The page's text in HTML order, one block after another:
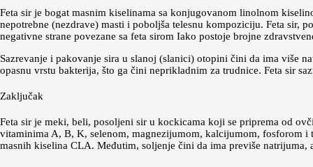
Feta sir je bogat masnim kiselinama sa konjugovanom linolnom
nepotrebne (nezdrave) masti i poboljša telesnu kompoziciju. Feta sir,
negativne strane povezane sa feta sirom Iako postoje brojne
Sazrevanje i pakovanje sira u slanoj (slanici) otopini čini da ima više
opasnu vrstu bakterija, što ga čini neprikladnim za trudnice. Feta sir
Zaključak
Feta sir je meki, beli, posoljeni sir u kockicama koji se priprema od
vitaminima A, B, K, selenom, magnezijumom, kalcijumom, fosforom
masnih kiselina CLA. Međutim, soljenje čini da ima previše